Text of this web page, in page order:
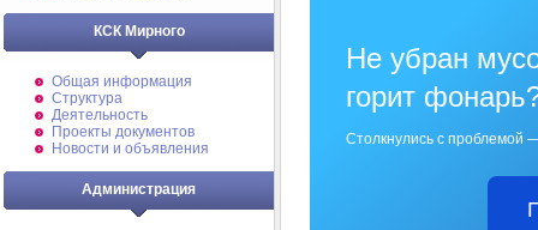
КСК Мирного
Общая информация
Структура
Деятельность
Проекты документов
Новости и объявления
Администрация
Не убран
горит
Столкнулись с проблемой